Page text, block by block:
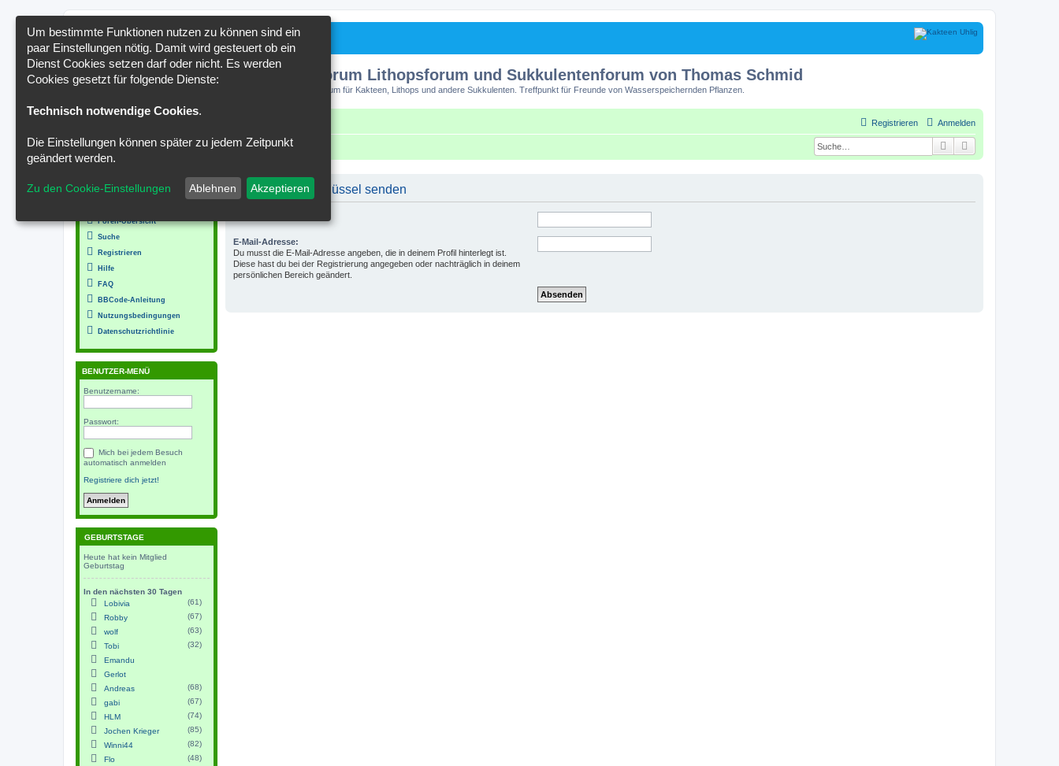
Kakteenforum Lithopsforum und Sukkulentenforum von Thomas Schmid
Forum für Kakteen, Lithops und andere Sukkulenten. Treffpunkt für Freunde von Wasserspeichernden Pflanzen.
Anmelden
Registrieren
Portal Foren-Übersicht Suche
Aktivierungs-Schlüssel senden
E-Mail-Adresse:
Du musst die E-Mail-Adresse angeben, die in deinem Profil hinterlegt ist.
Diese hast du bei der Registrierung angegeben oder nachträglich in deinem
persönlichen Bereich geändert.
Foren-Übersicht
Suche
Registrieren
Hilfe
FAQ
BBCode-Anleitung
Nutzungsbedingungen
Datenschutzrichtlinie
BENUTZER-MENÜ
Benutzername:
Passwort:
Mich bei jedem Besuch
automatisch anmelden
Registriere dich jetzt!
GEBURTSTAGE
Heute hat kein Mitglied
Geburtstag
In den nächsten 30 Tagen
Lobivia
(61)
Robby
(67)
wolf
(63)
Tobi
(32)
Emandu
Gerlot
Andreas
(68)
gabi
(67)
HLM
(74)
Jochen Krieger
(85)
Winni44
(82)
Flo
(48)
Um bestimmte Funktionen nutzen zu können sind ein
paar Einstellungen nötig. Damit wird gesteuert ob ein
Dienst Cookies setzen darf oder nicht. Es werden
Cookies gesetzt für folgende Dienste:
Technisch notwendige Cookies.
Die Einstellungen können später zu jedem Zeitpunkt
geändert werden.
Zu den Cookie-Einstellungen Ablehnen Akzeptieren